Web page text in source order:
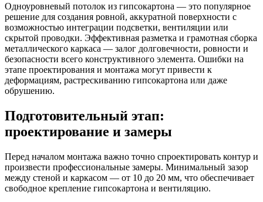
Одноуровневый потолок из гипсокартона — это популярное
решение для создания ровной, аккуратной поверхности с
возможностью интеграции подсветки, вентиляции или
скрытой проводки. Эффективная разметка и грамотная сборка
металлического каркаса — залог долговечности, ровности и
безопасности всего конструктивного элемента. Ошибки на
этапе проектирования и монтажа могут привести к
деформациям, растрескиванию гипсокартона или даже
обрушению.
Подготовительный этап:
проектирование и замеры
Перед началом монтажа важно точно спроектировать контур и
произвести профессиональные замеры. Минимальный зазор
между стеной и каркасом — от 10 до 20 мм, что обеспечивает
свободное крепление гипсокартона и вентиляцию.